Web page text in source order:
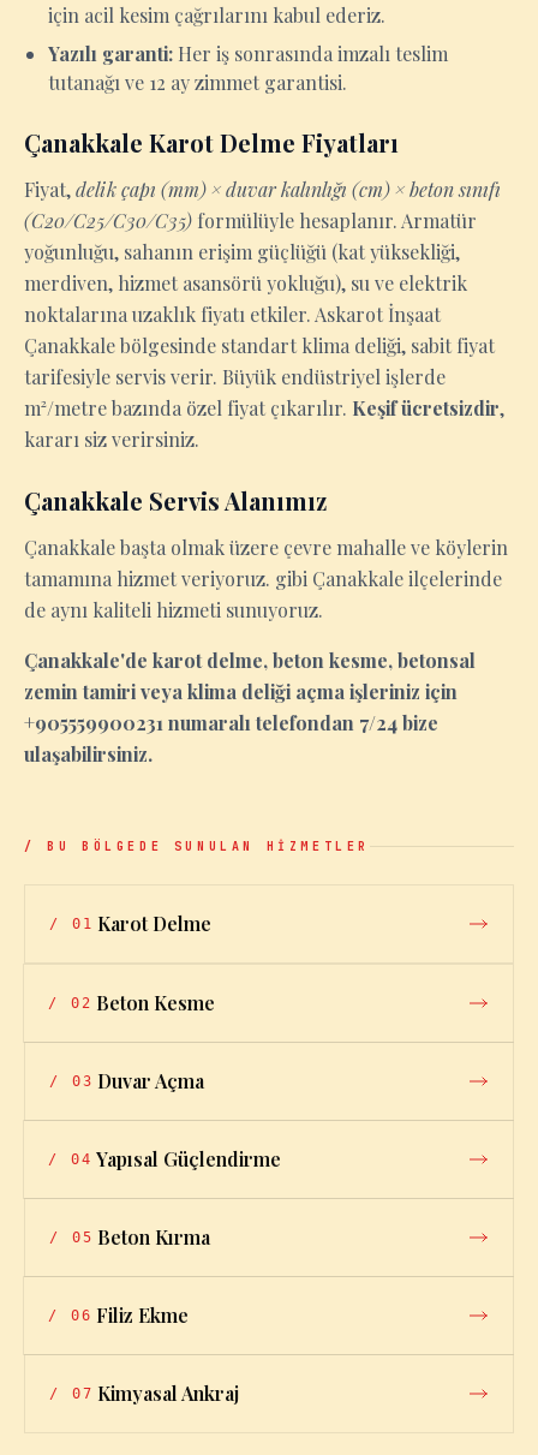
için acil kesim çağrılarını kabul ederiz.
Yazılı garanti: Her iş sonrasında imzalı teslim
tutanağı ve 12 ay zimmet garantisi.
Çanakkale Karot Delme Fiyatları
Fiyat,delik çapı (mm) × duvar kalınlığı (cm) × beton sınıfı
(C20/C25/C30/C35) formülüyle hesaplanır. Armatür
yoğunluğu, sahanın erişim güçlüğü (kat yüksekliği,
merdiven, hizmet asansörü yokluğu), su ve elektrik
noktalarına uzaklık fiyatı etkiler. Askarot İnşaat
Çanakkale bölgesinde standart klima deliği, sabit fiyat
tarifesiyle servis verir. Büyük endüstriyel işlerde
m²/metre bazında özel fiyat çıkarılır. Keşif ücretsizdir,
kararı siz verirsiniz.
Çanakkale Servis Alanımız
Çanakkale başta olmak üzere çevre mahalle ve köylerin
tamamına hizmet veriyoruz. gibi Çanakkale ilçelerinde
de aynı kaliteli hizmeti sunuyoruz.
Çanakkale'de karot delme, beton kesme, betonsal
zemin tamiri veya klima deliği açma işleriniz için
+905559900231 numaralı telefondan 7/24 bize
ulaşabilirsiniz.
/ BU BÖLGEDE SUNULAN HİZMETLER
/ 01 Karot Delme
/ 02 Beton Kesme
/ 03 Duvar Açma
/ 04 Yapısal Güçlendirme
/ 05 Beton Kırma
/ 06 Filiz Ekme
/ 07 Kimyasal Ankraj